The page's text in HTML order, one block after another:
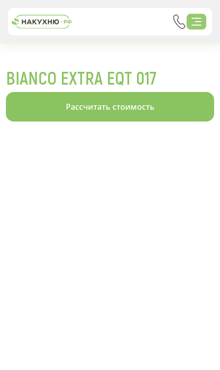
BIANCO EXTRA EQT 017
Рассчитать стоимость